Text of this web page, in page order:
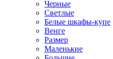
Черные
Светлые
Белые шкафы-купе
Венге
Размер
Маленькие